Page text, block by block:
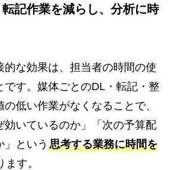
記作業を減らし、分析に時
的な効果は、担当者の時間の使
です。媒体ごとのDL・転記・整
低い作業がなくなることで、
効いているのか」「次の予算配
」という 思考する業務に時間を
す。